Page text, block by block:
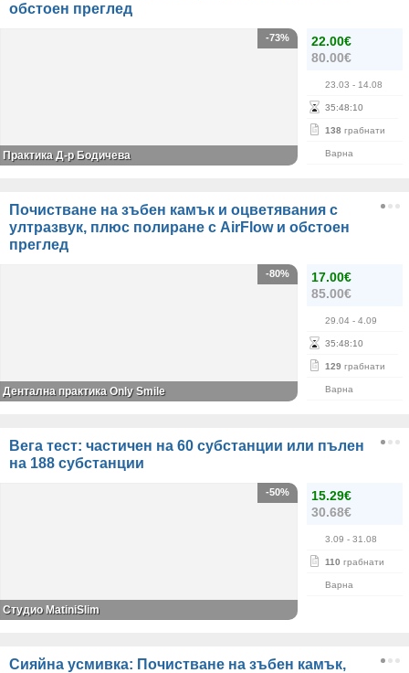
обстоен преглед
22.00€
80.00€
23.03 - 14.08
35:48:09
138 грабнати
Варна
-73%
Практика Д-р Бодичева
Почистване на зъбен камък и оцветявания с
ултразвук, плюс полиране с AirFlow и обстоен
преглед
17.00€
85.00€
29.04 - 4.09
35:48:09
129 грабнати
Варна
-80%
Дентална практика Only Smile
Вега тест: частичен на 60 субстанции или пълен
на 188 субстанции
15.29€
30.68€
3.09 - 31.08
110 грабнати
Варна
-50%
Студио MatiniSlim
Сияйна усмивка: Почистване на зъбен камък,